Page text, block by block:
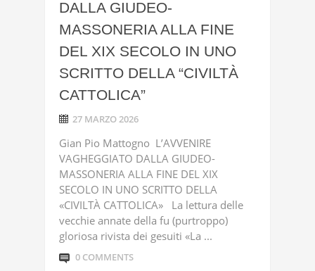
DALLA GIUDEO-
MASSONERIA ALLA FINE
DEL XIX SECOLO IN UNO
SCRITTO DELLA “CIVILTÀ
CATTOLICA”
27 MARZO 2026
Gian Pio Mattogno L’AVVENIRE
VAGHEGGIATO DALLA GIUDEO-
MASSONERIA ALLA FINE DEL XIX
SECOLO IN UNO SCRITTO DELLA
«CIVILTÀ CATTOLICA» La lettura delle
vecchie annate della fu (purtroppo)
gloriosa rivista dei gesuiti «La ...
0 COMMENTS